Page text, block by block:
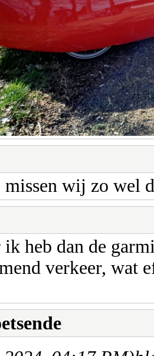
wij zo wel
heb dan de
verkeer, wat